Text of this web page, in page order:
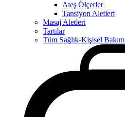
Ateş Ölçerler
Tansiyon Aletleri
Masaj Aletleri
Tartılar
Tüm Sağlık-Kişisel Bakım